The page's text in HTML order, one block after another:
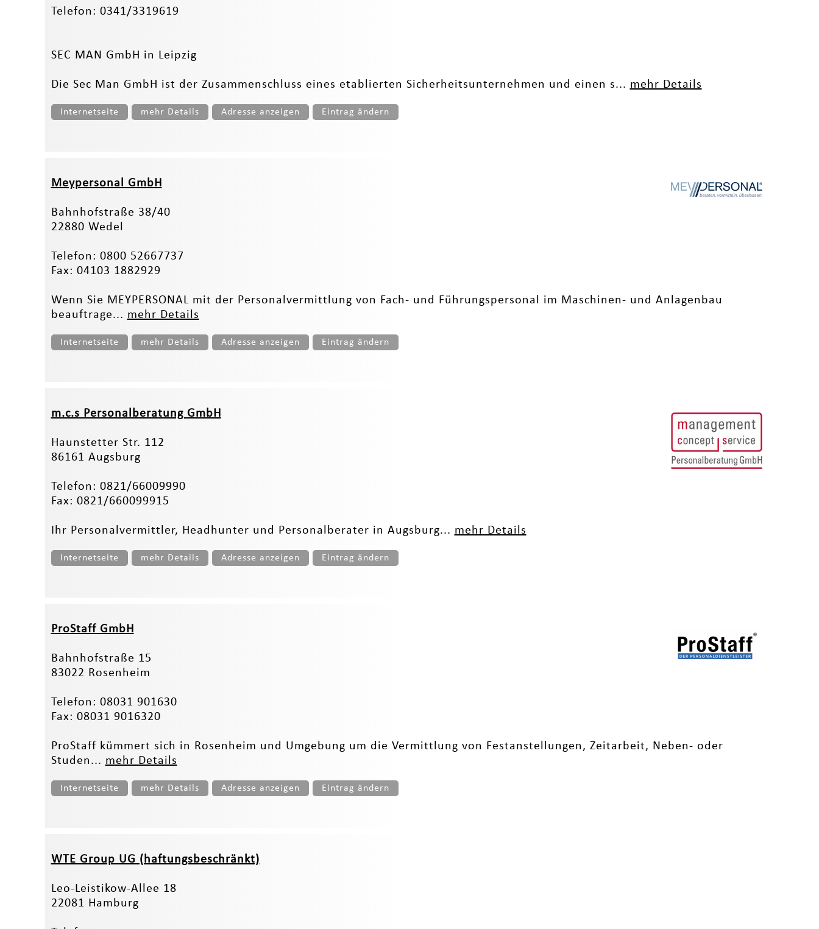
Telefon: 0341/3319619
SEC MAN GmbH in Leipzig
Die Sec Man GmbH ist der Zusammenschluss eines etablierten Sicherheitsunternehmen und einen s... mehr Details
Internetseite mehr Details Adresse anzeigen Eintrag ändern
Meypersonal GmbH
Bahnhofstraße 38/40
22880 Wedel
Telefon: 0800 52667737
Fax: 04103 1882929
Wenn Sie MEYPERSONAL mit der Personalvermittlung von Fach- und Führungspersonal im Maschinen- und Anlagenbau
beauftrage... mehr Details
Internetseite mehr Details Adresse anzeigen Eintrag ändern
m.c.s Personalberatung GmbH
Haunstetter Str. 112
86161 Augsburg
Telefon: 0821/66009990
Fax: 0821/660099915
Ihr Personalvermittler, Headhunter und Personalberater in Augsburg... mehr Details
Internetseite mehr Details Adresse anzeigen Eintrag ändern
ProStaff GmbH
Bahnhofstraße 15
83022 Rosenheim
Telefon: 08031 901630
Fax: 08031 9016320
ProStaff kümmert sich in Rosenheim und Umgebung um die Vermittlung von Festanstellungen, Zeitarbeit, Neben- oder
Studen... mehr Details
Internetseite mehr Details Adresse anzeigen Eintrag ändern
WTE Group UG (haftungsbeschränkt)
Leo-Leistikow-Allee 18
22081 Hamburg